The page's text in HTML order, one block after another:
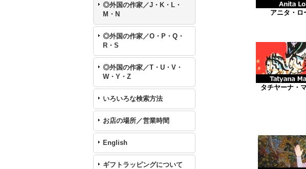
◎外国の作家／J・K・L・
M・N
◎外国の作家／O・P・Q・
R・S
◎外国の作家／T・U・V・
W・Y・Z
いろいろな検索方法
お店の場所／営業時間
English
ギフトラッピングについて
アニタ・ロ
タチヤーナ・